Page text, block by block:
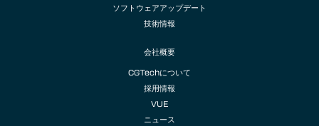
ソフトウェアアップデート
技術情報
会社概要
CGTechについて
採用情報
VUE
ニュース